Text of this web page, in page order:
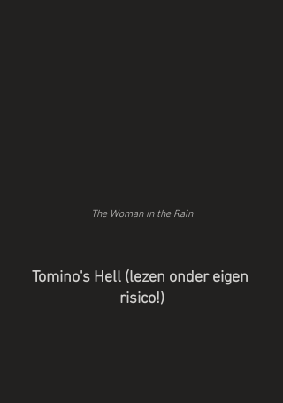
The Woman in the Rain
Tomino's Hell (lezen onder eigen
risico!)